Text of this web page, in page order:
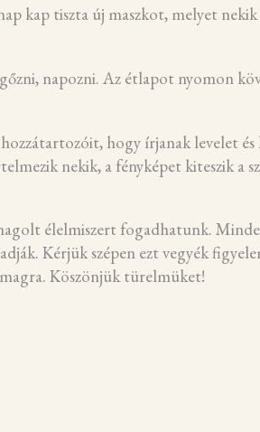
kap tiszta új maszkot, melyet
napozni. Az étlapot nyomon
hogy írjanak levelet
nekik, a fényképet kiteszik a
élelmiszert fogadhatunk.
Kérjük szépen ezt vegyék
Köszönjük türelmüket!